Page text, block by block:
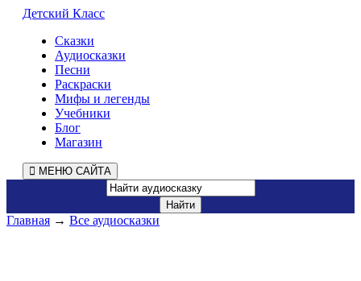
Детский Класс
Сказки
Аудиосказки
Песни
Раскраски
Мифы и легенды
Учебники
Блог
Магазин
МЕНЮ САЙТА
Главная → Все аудиосказки